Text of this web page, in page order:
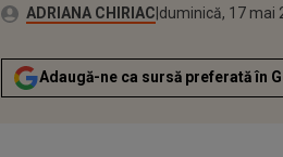
Autor:ADRIANA CHIRIACPublicat:
duminică, 17 mai
Actualizat:
duminică, 17 mai
Adaugă-ne ca sursă preferată în